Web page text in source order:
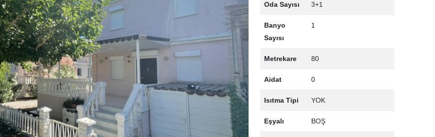
›
Oda Sayısı 3+1
Banyo
Sayısı
1
Metrekare 80
Aidat 0
Isıtma Tipi YOK
Eşyalı BOŞ